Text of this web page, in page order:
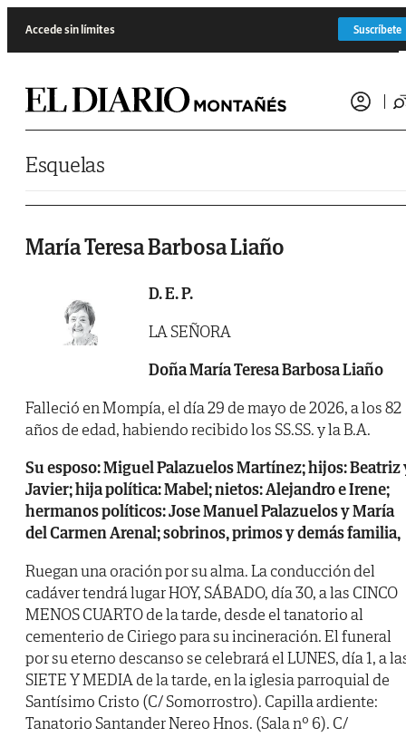
Accede sin límites Suscríbete
Esquelas
María Teresa Barbosa Liaño
D. E. P.
LA SEÑORA
Doña María Teresa Barbosa Liaño
Falleció en Mompía, el día 29 de mayo de 2026, a los 82
años de edad, habiendo recibido los SS.SS. y la B.A.
Su esposo: Miguel Palazuelos Martínez; hijos: Beatriz
Javier; hija política: Mabel; nietos: Alejandro e Irene;
hermanos políticos: Jose Manuel Palazuelos y María
del Carmen Arenal; sobrinos, primos y demás familia,
Ruegan una oración por su alma. La conducción del
cadáver tendrá lugar HOY, SÁBADO, día 30, a las CINCO
MENOS CUARTO de la tarde, desde el tanatorio al
cementerio de Ciriego para su incineración. El funeral
por su eterno descanso se celebrará el LUNES, día 1, a
SIETE Y MEDIA de la tarde, en la iglesia parroquial de
Santísimo Cristo (C/ Somorrostro). Capilla ardiente:
Tanatorio Santander Nereo Hnos. (Sala nº 6). C/